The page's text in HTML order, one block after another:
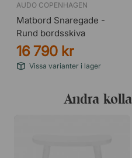
AUDO COPENHAGEN
Matbord Snaregade -
Rund bordsskiva
16 790 kr
Vissa varianter i lager
Andra